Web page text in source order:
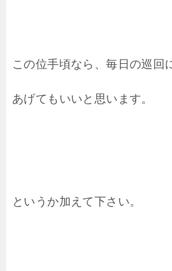
この位手頃なら、毎日の巡回
あげてもいいと思います。
というか加えて下さい。